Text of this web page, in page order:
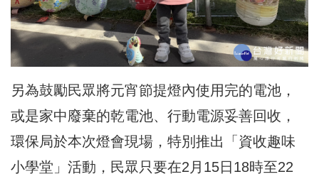
另為鼓勵民眾將元宵節提燈內使用完的電池，
或是家中廢棄的乾電池、行動電源妥善回收，
環保局於本次燈會現場，特別推出「資收趣味
小學堂」活動，民眾只要在2月15日18時至22